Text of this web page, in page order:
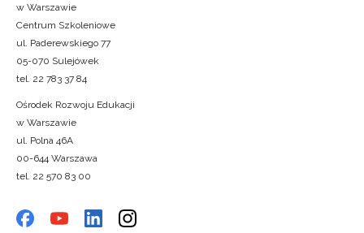
w Warszawie
Centrum Szkoleniowe
ul. Paderewskiego 77
05-070 Sulejówek
tel. 22 783 37 84
Ośrodek Rozwoju Edukacji
w Warszawie
ul. Polna 46A
00-644 Warszawa
tel. 22 570 83 00